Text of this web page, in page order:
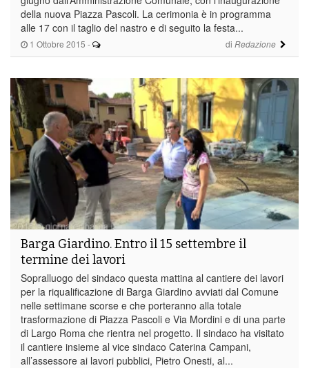
1 Ottobre 2015 - di Redazione
della nuova Piazza Pascoli. La cerimonia è in programma
alle 17 con il taglio del nastro e di seguito la festa...
Barga Giardino. Entro il 15 settembre il
termine dei lavori
Sopralluogo del sindaco questa mattina al cantiere dei lavori
per la riqualificazione di Barga Giardino avviati dal Comune
nelle settimane scorse e che porteranno alla totale
trasformazione di Piazza Pascoli e Via Mordini e di una parte
di Largo Roma che rientra nel progetto. Il sindaco ha visitato
il cantiere insieme al vice sindaco Caterina Campani,
all’assessore ai lavori pubblici, Pietro Onesti, al...